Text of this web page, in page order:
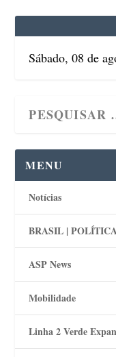
Sábado, 08 de
MENU
Notícias
BRASIL |
ASP News
Mobilidade
Linha 2 Verde